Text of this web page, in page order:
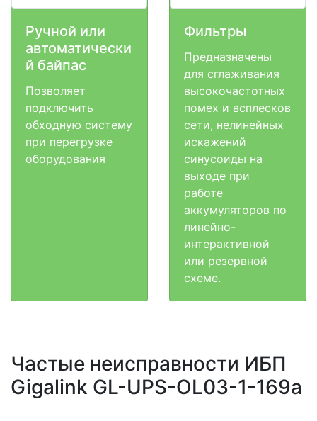
Ручной или
автоматически
й байпас
Позволяет
подключить
обходную систему
при перегрузке
оборудования
Фильтры
Предназначены
для сглаживания
высокочастотных
помех и всплесков
сети, нелинейных
искажений
синусоиды на
выходе при
работе
аккумуляторов по
линейно-
интерактивной
или резервной
схеме.
Частые неисправности ИБП
Gigalink GL-UPS-OL03-1-169a